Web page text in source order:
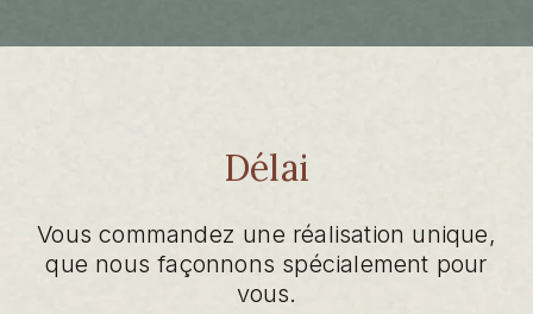
Délai
Vous commandez une réalisation unique,
que nous façonnons spécialement pour
vous.